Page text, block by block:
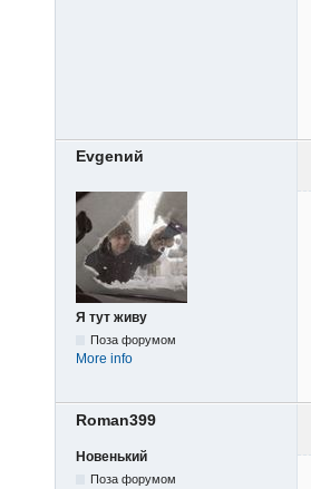
Evgenий
Я тут живу
Поза форумом
More info
Roman399
Новенький
Поза форумом